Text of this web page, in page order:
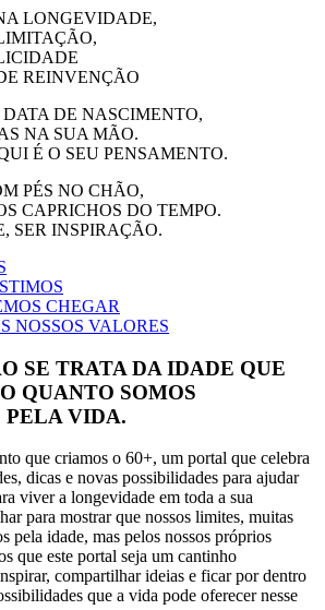
LONGEVIDADE,
REINVENÇÃO
DE NASCIMENTO,
NA SUA MÃO.
É O SEU PENSAMENTO.
PÉS NO CHÃO,
CAPRICHOS DO TEMPO.
SER INSPIRAÇÃO.
CHEGAR
NOSSOS VALORES
SE TRATA DA IDADE QUE
QUANTO SOMOS
PELA VIDA.
que criamos o 60+, um portal que celebra
dicas e novas possibilidades para ajudar
viver a longevidade em toda a sua
para mostrar que nossos limites, muitas
pela idade, mas pelos nossos próprios
que este portal seja um cantinho
compartilhar ideias e ficar por dentro
que a vida pode oferecer nesse